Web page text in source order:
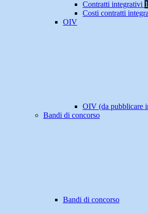
Contratti integrativi
Costi contratti
OIV
OIV (da pubblicare
Bandi di concorso
Bandi di concorso